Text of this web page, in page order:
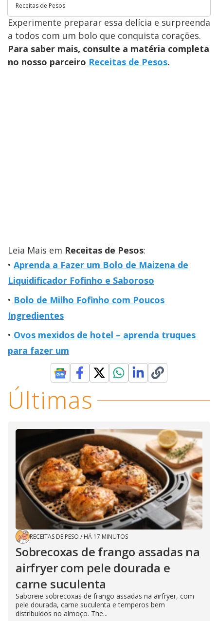
Receitas de Pesos
Experimente preparar essa delícia e surpreenda
a todos com um bolo que conquista corações.
Para saber mais, consulte a matéria completa
no nosso parceiro Receitas de Pesos.
Leia Mais em Receitas de Pesos:
Aprenda a Fazer um Bolo de Maizena de
Liquidificador Fofinho e Saboroso
Bolo de Milho Fofinho com Poucos
Ingredientes
Ovos mexidos de hotel – aprenda truques
para fazer um
Últimas
RECEITAS DE PESO / HÁ 17 MINUTOS
Sobrecoxas de frango assadas na
airfryer com pele dourada e
carne suculenta
Saboreie sobrecoxas de frango assadas na airfryer, com
pele dourada, carne suculenta e temperos bem
distribuídos no almoço. The...